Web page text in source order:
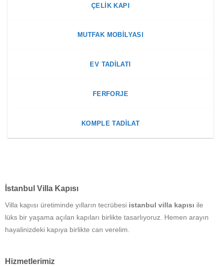
ÇELIK KAPI
MUTFAK MOBILYASI
EV TADILATI
FERFORJE
KOMPLE TADILAT
İstanbul Villa Kapısı
Villa kapısı üretiminde yılların tecrübesi istanbul villa kapısı ile
lüks bir yaşama açılan kapıları birlikte tasarlıyoruz. Hemen arayın
hayalinizdeki kapıya birlikte can verelim.
Hizmetlerimiz